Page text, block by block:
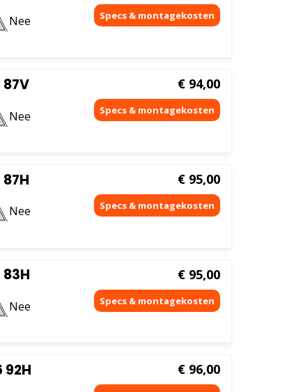
Nee
87V
Nee
€ 94,00
Nee
€ 95,00
Nee
€ 95,00
92H € 96,00